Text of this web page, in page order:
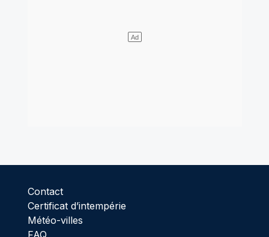
Contact
Certificat d’intempérie
Météo-villes
FAQ